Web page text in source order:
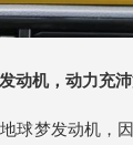
动机，动力充
球梦发动机，